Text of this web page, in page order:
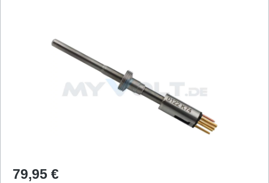
Regulärer Preis:
79,95 €